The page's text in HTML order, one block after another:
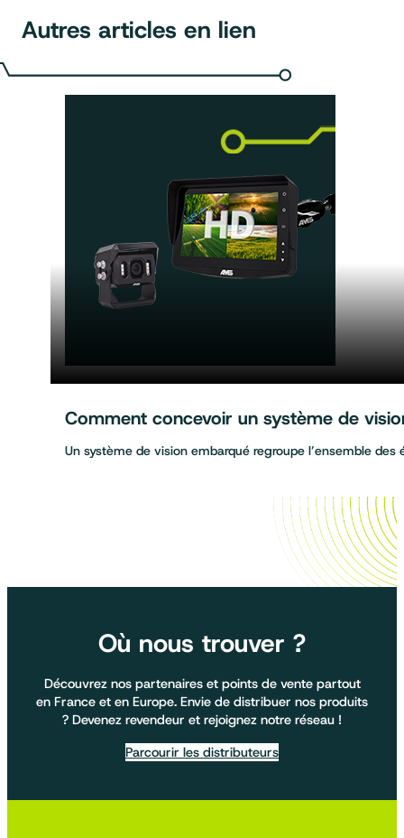
Autres articles en lien
Comment concevoir un système de
Un système de vision embarqué regroupe l’ensemble
Où nous trouver ?
Découvrez nos partenaires et points de vente partout
en France et en Europe. Envie de distribuer nos produits
? Devenez revendeur et rejoignez notre réseau !
Parcourir les distributeurs